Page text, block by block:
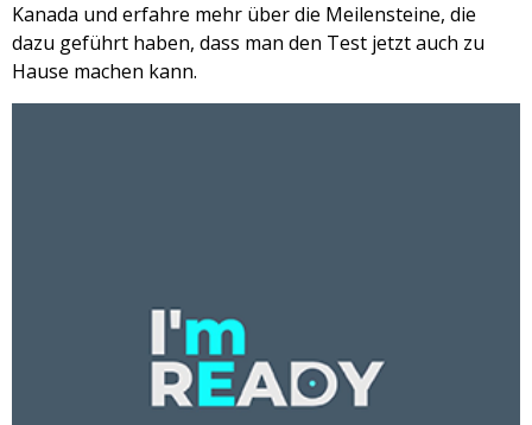
Kanada und erfahre mehr über die Meilensteine, die
dazu geführt haben, dass man den Test jetzt auch zu
Hause machen kann.